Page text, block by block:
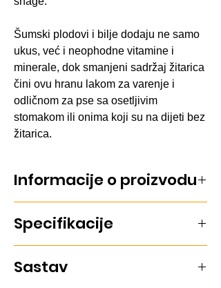
Šumski plodovi i bilje dodaju ne samo
ukus, već i neophodne vitamine i
minerale, dok smanjeni sadržaj žitarica
čini ovu hranu lakom za varenje i
odličnom za pse sa osetljivim
stomakom ili onima koji su na dijeti bez
žitarica.
Informacije o proizvodu
uravnoteženu ishranu sa mesom
divljači. Sadrži šumske plodove i bilje,
Specifikacije
Sastav